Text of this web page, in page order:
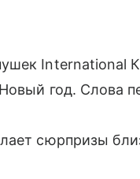
International
год. Слова
сюрпризы